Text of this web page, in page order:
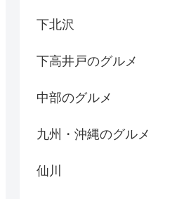
下北沢
下高井戸のグルメ
中部のグルメ
九州・沖縄のグルメ
仙川